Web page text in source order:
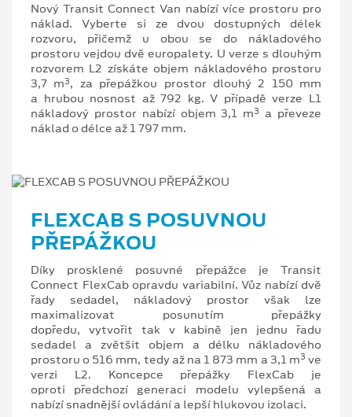
Nový Transit Connect Van nabízí více prostoru pro
náklad. Vyberte si ze dvou dostupných délek
rozvoru, přičemž u obou se do nákladového
prostoru vejdou dvě europalety. U verze s dlouhým
rozvorem L2 získáte objem nákladového prostoru
3,7 m3, za přepážkou prostor dlouhý 2 150 mm
a hrubou nosnost až 792 kg. V případě verze L1
nákladový prostor nabízí objem 3,1 m3 a převeze
náklad o délce až 1 797 mm.
FLEXCAB S POSUVNOU
PŘEPÁŽKOU
Díky prosklené posuvné přepážce je Transit
Connect FlexCab opravdu variabilní. Vůz nabízí dvě
řady sedadel, nákladový prostor však lze
maximalizovat posunutím přepážky
dopředu, vytvořit tak v kabině jen jednu řadu
sedadel a zvětšit objem a délku nákladového
prostoru o 516 mm, tedy až na 1 873 mm a 3,1 m3 ve
verzi L2. Koncepce přepážky FlexCab je
oproti předchozí generaci modelu vylepšená a
nabízí snadnější ovládání a lepší hlukovou izolaci.